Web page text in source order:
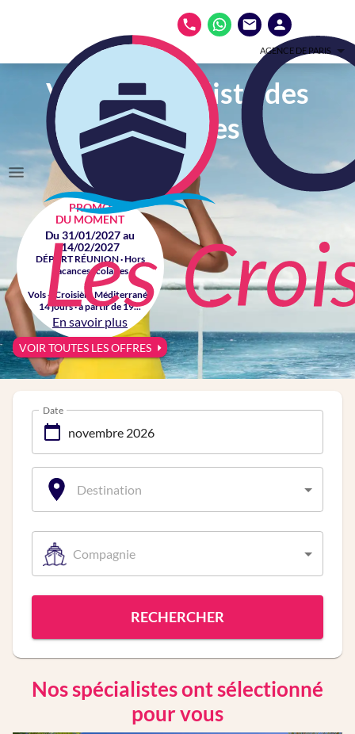
AGENCE DE PARIS
Votre spécialiste des
croisières
PROMO
DU MOMENT
Du 31/01/2027 au
14/02/2027
DÉPART RÉUNION · Hors
vacances scolaires
Vols + Croisière Méditerranée
14 jours · à partir de 19...
En savoir plus
VOIR TOUTES LES OFFRES
Date
Destination
Compagnie
RECHERCHER
Nos spécialistes ont sélectionné
pour vous